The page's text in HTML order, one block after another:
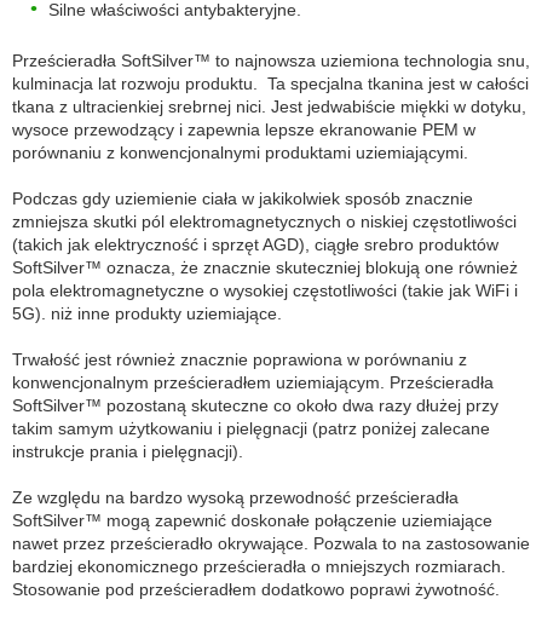
Silne właściwości antybakteryjne.
Prześcieradła SoftSilver™ to najnowsza uziemiona technologia snu,
kulminacja lat rozwoju produktu. Ta specjalna tkanina jest w całości
tkana z ultracienkiej srebrnej nici. Jest jedwabiście miękki w dotyku,
wysoce przewodzący i zapewnia lepsze ekranowanie PEM w
porównaniu z konwencjonalnymi produktami uziemiającymi.
Podczas gdy uziemienie ciała w jakikolwiek sposób znacznie
zmniejsza skutki pól elektromagnetycznych o niskiej częstotliwości
(takich jak elektryczność i sprzęt AGD), ciągłe srebro produktów
SoftSilver™ oznacza, że znacznie skuteczniej blokują one również
pola elektromagnetyczne o wysokiej częstotliwości (takie jak WiFi i
5G). niż inne produkty uziemiające.
Trwałość jest również znacznie poprawiona w porównaniu z
konwencjonalnym prześcieradłem uziemiającym. Prześcieradła
SoftSilver™ pozostaną skuteczne co około dwa razy dłużej przy
takim samym użytkowaniu i pielęgnacji (patrz poniżej zalecane
instrukcje prania i pielęgnacji).
Ze względu na bardzo wysoką przewodność prześcieradła
SoftSilver™ mogą zapewnić doskonałe połączenie uziemiające
nawet przez prześcieradło okrywające. Pozwala to na zastosowanie
bardziej ekonomicznego prześcieradła o mniejszych rozmiarach.
Stosowanie pod prześcieradłem dodatkowo poprawi żywotność.